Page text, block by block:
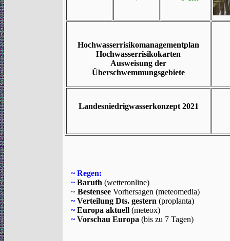
Hochwasserrisikomanagementplan
Hochwasserrisikokarten
Ausweisung der
Überschwemmungsgebiete
Landesniedrigwasserkonzept 2021
~ Regen:
~ Baruth (wetteronline)
~ Bestensee Vorhersagen (meteomedia)
~Verteilung Dts. gestern (proplanta)
~Europa aktuell (meteox)
~Vorschau Europa (bis zu 7 Tagen)